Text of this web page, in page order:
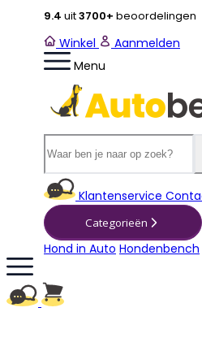
9.4 uit3700+ beoordelingen
Winkel
Aanmelden
Menu
Klantenservice
Categorieën
Hond in Auto Hondenbench